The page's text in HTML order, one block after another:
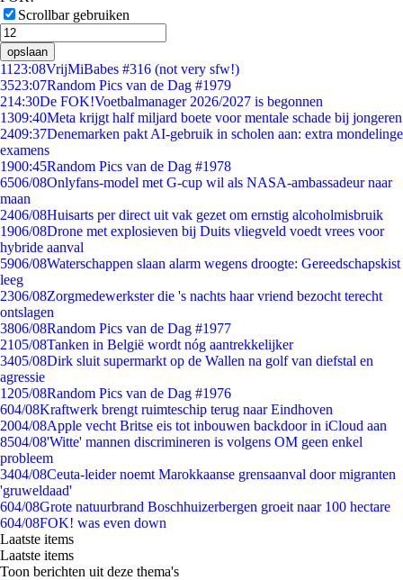
Scrollbar gebruiken
opslaan
11 23:08VrijMiBabes #316 (not very sfw!)
3523:07Random Pics van de Dag #1979
214:30De FOK!Voetbalmanager 2026/2027 is begonnen
1309:40Meta krijgt half miljard boete voor mentale schade bij jongeren
2409:37Denemarken pakt AI-gebruik in scholen aan: extra mondelinge
examens
1900:45Random Pics van de Dag #1978
6506/08Onlyfans-model met G-cup wil als NASA-ambassadeur naar
maan
2406/08Huisarts per direct uit vak gezet om ernstig alcoholmisbruik
1906/08Drone met explosieven bij Duits vliegveld voedt vrees voor
hybride aanval
5906/08Waterschappen slaan alarm wegens droogte: Gereedschapskist
leeg
2306/08Zorgmedewerkster die 's nachts haar vriend bezocht terecht
ontslagen
3806/08Random Pics van de Dag #1977
2105/08Tanken in België wordt nóg aantrekkelijker
3405/08Dirk sluit supermarkt op de Wallen na golf van diefstal en
agressie
1205/08Random Pics van de Dag #1976
604/08Kraftwerk brengt ruimteschip terug naar Eindhoven
2004/08Apple vecht Britse eis tot inbouwen backdoor in iCloud aan
8504/08'Witte' mannen discrimineren is volgens OM geen enkel
probleem
3404/08Ceuta-leider noemt Marokkaanse grensaanval door migranten
'gruweldaad'
604/08Grote natuurbrand Boschhuizerbergen groeit naar 100 hectare
604/08FOK! was even down
Laatste items
Laatste items
Toon berichten uit deze thema's